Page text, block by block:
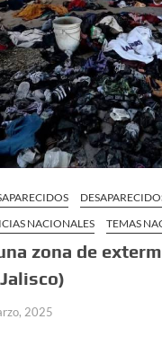
NACIONALES TEMAS
zona de
2025